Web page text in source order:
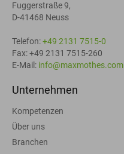
Fuggerstraße 9,
D-41468 Neuss
Telefon:+49 2131 7515-0
Fax: +49 2131 7515-260
E-Mail: info@maxmothes.com
Unternehmen
Kompetenzen
Über uns
Branchen